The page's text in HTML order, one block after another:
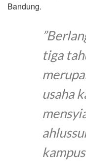
Bandung.
tiga
usaha